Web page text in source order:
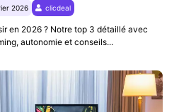
2026 clicdeal
en 2026 ? Notre top 3 détaillé avec
autonomie et conseils...